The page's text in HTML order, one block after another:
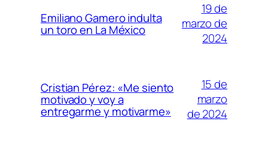
Emiliano Gamero indulta
un toro en La México
19 de
marzo de
2024
Cristian Pérez: «Me siento
motivado y voy a
entregarme y motivarme»
15 de
marzo
de 2024